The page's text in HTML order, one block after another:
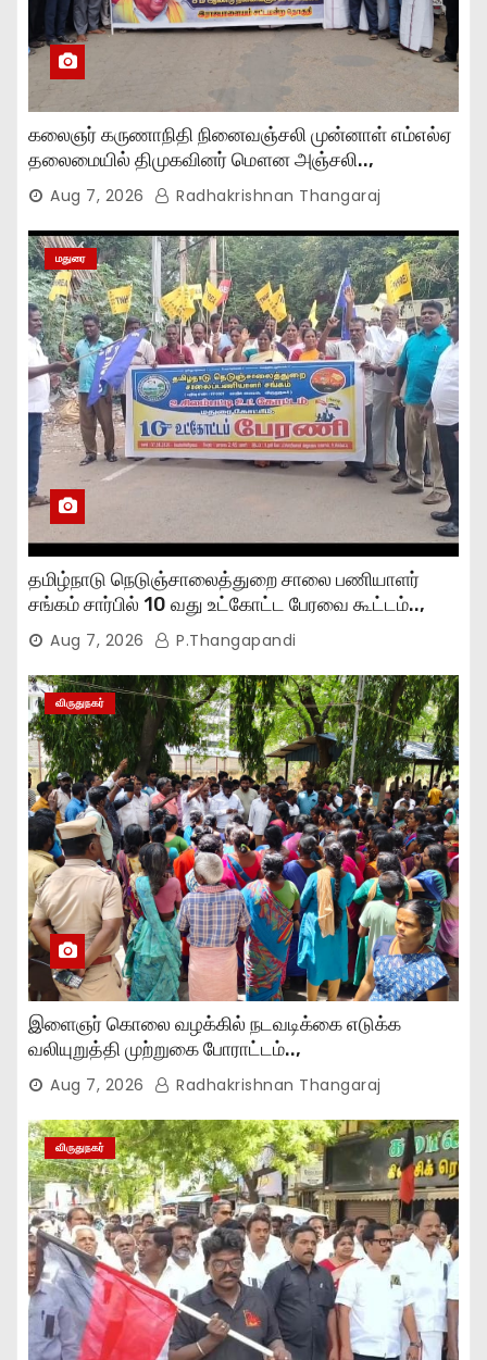
கலைஞர் கருணாநிதி நினைவஞ்சலி முன்னாள் எம்எல்ஏ
தலைமையில் திமுகவினர் மௌன அஞ்சலி..,
Aug 7, 2026 Radhakrishnan Thangaraj
மதுரை
தமிழ்நாடு நெடுஞ்சாலைத்துறை சாலை பணியாளர்
சங்கம் சார்பில் 10 வது உட்கோட்ட பேரவை கூட்டம்..,
Aug 7, 2026 P.Thangapandi
விருதுநகர்
இளைஞர் கொலை வழக்கில் நடவடிக்கை எடுக்க
வலியுறுத்தி முற்றுகை போராட்டம்..,
Aug 7, 2026 Radhakrishnan Thangaraj
விருதுநகர்